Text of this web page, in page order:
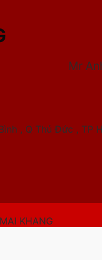
Mr
, Q Thủ Đức , TP
KHANG